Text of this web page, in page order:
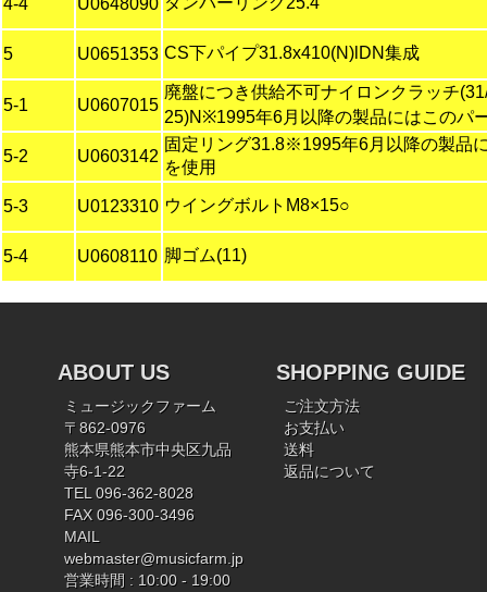
5 U0651353 CS下パイプ31.8x410(N)lDN集成
5-1 U0607015
廃盤につき供給不可ナイロンクラッチ
25)N※1995年6月以降の製品にはこのパ
5-2 U0603142
固定リング31.8※1995年6月以降の製品
を使用
5-3 U0123310 ウイングボルトM8×15○
5-4 U0608110 脚ゴム(11)
ABOUT US
ミュージックファーム
〒862-0976
熊本県熊本市中央区九品
寺6-1-22
TEL 096-362-8028
FAX 096-300-3496
MAIL
webmaster@musicfarm.jp
営業時間 : 10:00 - 19:00
SHOPPING GUIDE
ご注文方法
お支払い
送料
返品について